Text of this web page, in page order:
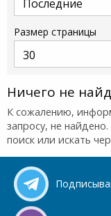
Размер страницы
Ничего не
К сожалению,
запросу, не
поиск или искать